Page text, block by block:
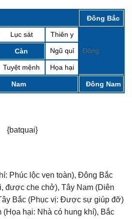
Đông Bắc
Lục sát Thiên y
Đông
Càn Ngũ quỉ
Tuyệt mệnh Họa hại
Nam Đông Nam
{batquai}
Phúc lộc vẹn toàn), Đông Bắc
được che chở), Tây Nam (Diên
Bắc (Phục vị: Được sự giúp đỡ)
(Họa hại: Nhà có hung khí), Bắc